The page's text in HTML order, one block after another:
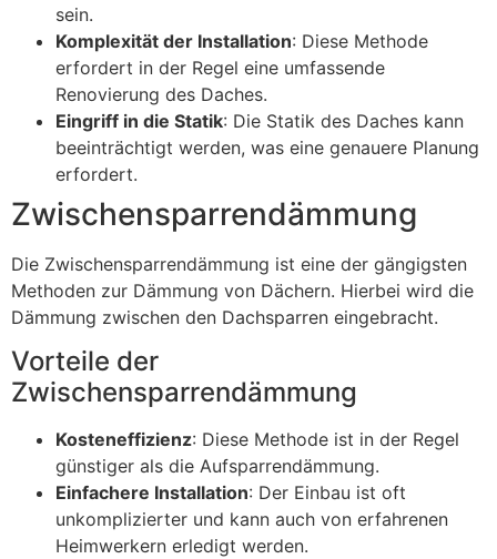
sein.
Komplexität der Installation: Diese Methode
erfordert in der Regel eine umfassende
Renovierung des Daches.
Eingriff in die Statik: Die Statik des Daches kann
beeinträchtigt werden, was eine genauere Planung
erfordert.
Zwischensparrendämmung
Die Zwischensparrendämmung ist eine der gängigsten
Methoden zur Dämmung von Dächern. Hierbei wird die
Dämmung zwischen den Dachsparren eingebracht.
Vorteile der
Zwischensparrendämmung
Kosteneffizienz: Diese Methode ist in der Regel
günstiger als die Aufsparrendämmung.
Einfachere Installation: Der Einbau ist oft
unkomplizierter und kann auch von erfahrenen
Heimwerkern erledigt werden.